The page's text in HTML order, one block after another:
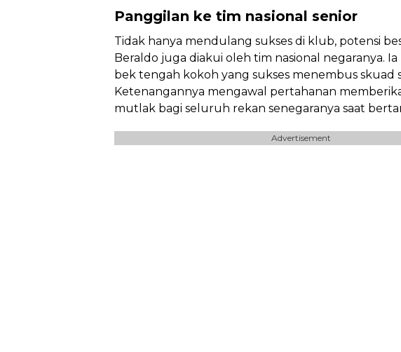
Panggilan ke tim nasional senior
Tidak hanya mendulang sukses di klub, potensi
Beraldo juga diakui oleh tim nasional negaranya.
bek tengah kokoh yang sukses menembus skuad
Ketenangannya mengawal pertahanan
mutlak bagi seluruh rekan senegaranya saat
Advertisement